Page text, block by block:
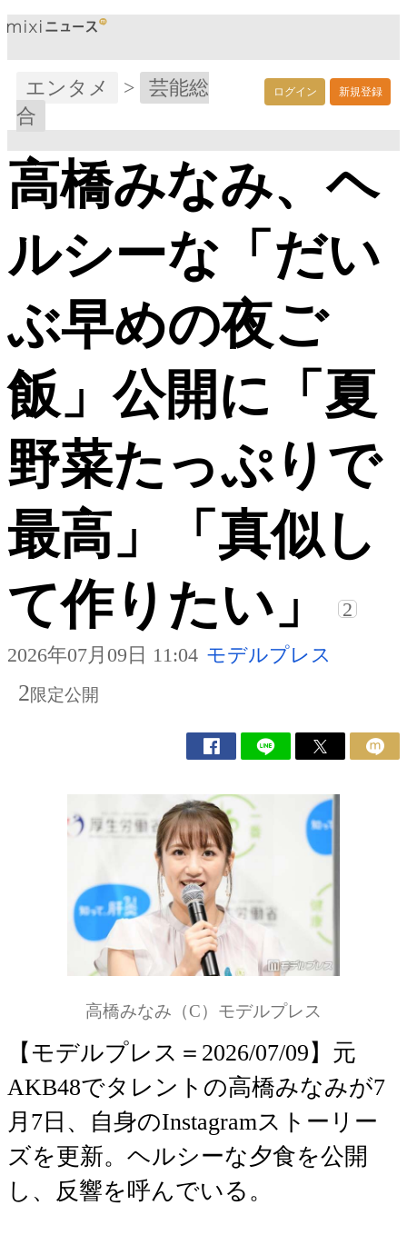
ログイン 新規登録
エンタメ >
芸能総
合
高橋みなみ、ヘ
ルシーな「だい
ぶ早めの夜ご
飯」公開に「夏
野菜たっぷりで
最高」「真似し
て作りたい」
2
2026年07月09日 11:04 モデルプレス
2限定公開
高橋みなみ（C）モデルプレス
【モデルプレス＝2026/07/09】元
AKB48でタレントの高橋みなみが7
月7日、自身のInstagramストーリー
ズを更新。ヘルシーな夕食を公開
し、反響を呼んでいる。